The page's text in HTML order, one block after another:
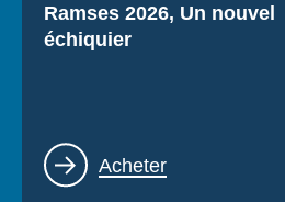
Titre
Ramses 2026, Un nouvel
échiquier
Lien
Acheter